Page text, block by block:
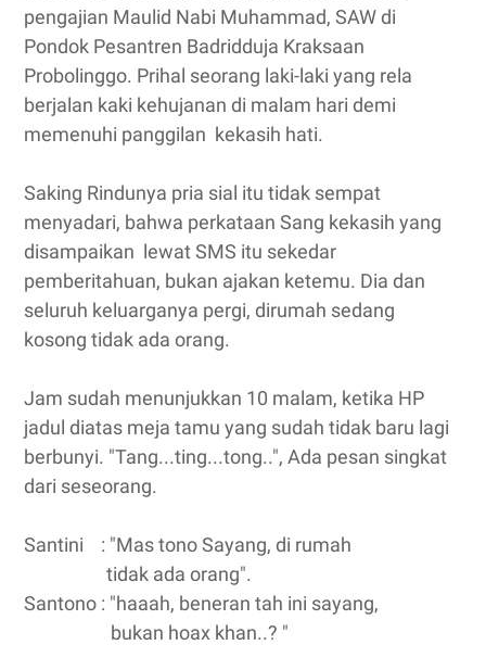
pengajian Maulid Nabi Muhammad, SAW di
Pondok Pesantren Badridduja Kraksaan
Probolinggo. Prihal seorang laki-laki yang rela
berjalan kaki kehujanan di malam hari demi
memenuhi panggilan kekasih hati.
Saking Rindunya pria sial itu tidak sempat
menyadari, bahwa perkataan Sang kekasih yang
disampaikan lewat SMS itu sekedar
pemberitahuan, bukan ajakan ketemu. Dia dan
seluruh keluarganya pergi, dirumah sedang
kosong tidak ada orang.
Jam sudah menunjukkan 10 malam, ketika HP
jadul diatas meja tamu yang sudah tidak baru lagi
berbunyi. "Tang...ting...tong..", Ada pesan singkat
dari seseorang.
Santini : "Mas tono Sayang, di rumah
tidak ada orang".
Santono : "haaah, beneran tah ini sayang,
bukan hoax khan..? "